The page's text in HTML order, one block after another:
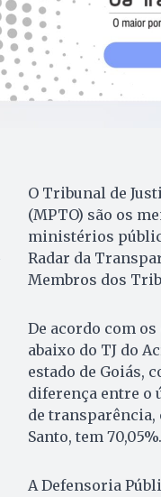
O Tribunal de
(MPTO) são os
ministérios
Radar da
Membros dos
De acordo com os
abaixo do TJ do
estado de Goiás,
diferença entre o
de transparência,
Santo, tem 70,05%.
A Defensoria